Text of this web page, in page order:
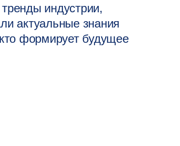
индустрии,
актуальные знания
формирует будущее